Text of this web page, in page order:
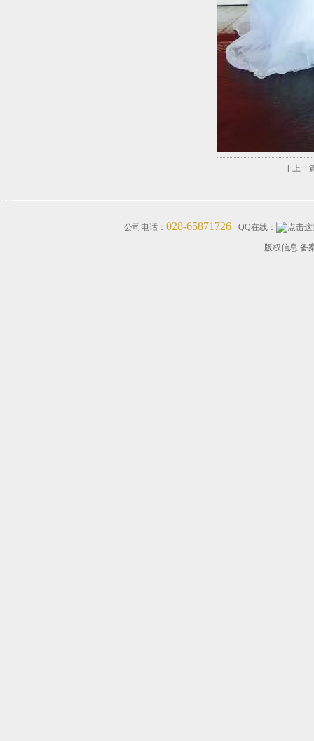
[ 上一
公司电话： 028-65871726 QQ在线：
版权信息 备